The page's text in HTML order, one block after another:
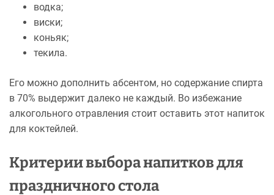
водка;
виски;
коньяк;
текила.
Его можно дополнить абсентом, но содержание спирта
в 70% выдержит далеко не каждый. Во избежание
алкогольного отравления стоит оставить этот напиток
для коктейлей.
Критерии выбора напитков для
праздничного стола